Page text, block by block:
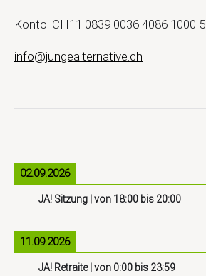
Konto: CH11 0839 0036 4086 1000 5
info@jungealternative.ch
02.09.2026
JA! Sitzung | von 18:00 bis 20:00
11.09.2026
JA! Retraite| von 0:00 bis 23:59